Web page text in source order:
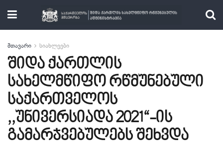
მთავარი სიახლეები
შიდა ქართლის
სახელმწიფო რწმუნებული
საქართველოს
,,უნივერსიადა 2021“-ის
გამარჯვებულებს შეხვდა